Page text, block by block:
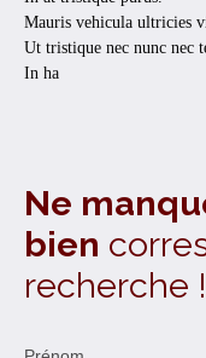
Mauris vehicula ultricies
Ut tristique nec nunc nec
In ha
Ne
bien
recherche !